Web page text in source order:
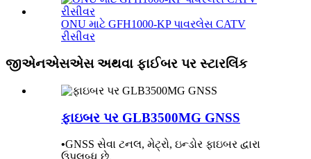
ONU માટે GFH1000-KP પાવરલેસ CATV
રીસીવર
જીએનએસએસ અથવા ફાઈબર પર સ્ટારલિંક
ફાઇબર પર GLB3500MG GNSS
•GNSS સેવા ટનલ, મેટ્રો, ઇન્ડોર ફાઇબર દ્વારા